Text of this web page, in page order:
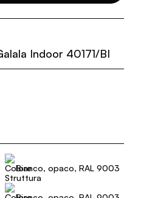
Indoor 40171/BI
Bianco, opaco, RAL 9003